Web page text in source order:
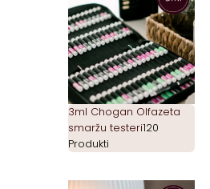
3ml Chogan Olfazeta
smaržu testeri120
Produkti